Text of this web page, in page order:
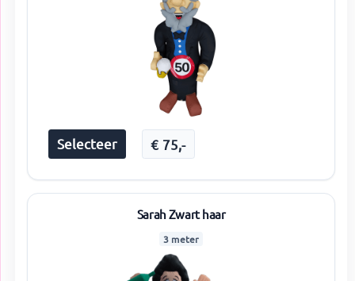
Selecteer € 75,-
Sarah Zwart haar
3 meter